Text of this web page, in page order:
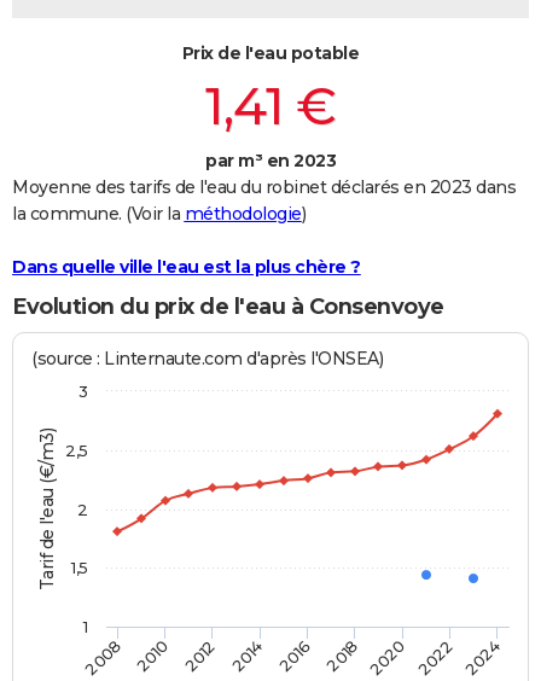
FORUM
Prix de l'eau potable
1,41 €
par m³ en 2023
Moyenne des tarifs de l'eau du robinet déclarés en 2023 dans
la commune. (Voir la méthodologie)
Dans quelle ville l'eau est la plus chère ?
Evolution du prix de l'eau à Consenvoye
Tarif de l'eau (€/m3)
(source : Linternaute.com d'après l'ONSEA)
2008 2010 2012 2014 2016 2018 2020 2022 2024
1
1,5
2
2,5
3